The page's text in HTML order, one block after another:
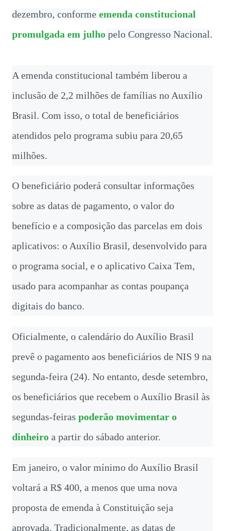
dezembro, conforme emenda constitucional
promulgada em julho pelo Congresso Nacional.
A emenda constitucional também liberou a
inclusão de 2,2 milhões de famílias no Auxílio
Brasil. Com isso, o total de beneficiários
atendidos pelo programa subiu para 20,65
milhões.
O beneficiário poderá consultar informações
sobre as datas de pagamento, o valor do
benefício e a composição das parcelas em dois
aplicativos: o Auxílio Brasil, desenvolvido para
o programa social, e o aplicativo Caixa Tem,
usado para acompanhar as contas poupança
digitais do banco.
Oficialmente, o calendário do Auxílio Brasil
prevê o pagamento aos beneficiários de NIS 9 na
segunda-feira (24). No entanto, desde setembro,
os beneficiários que recebem o Auxílio Brasil às
segundas-feiras poderão movimentar o
dinheiro a partir do sábado anterior.
Em janeiro, o valor mínimo do Auxílio Brasil
voltará a R$ 400, a menos que uma nova
proposta de emenda à Constituição seja
aprovada. Tradicionalmente, as datas de